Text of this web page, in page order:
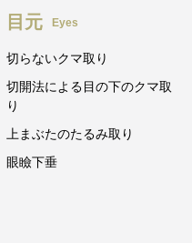
目元 Eyes
切らないクマ取り
切開法による目の下のクマ取
り
上まぶたのたるみ取り
眼瞼下垂